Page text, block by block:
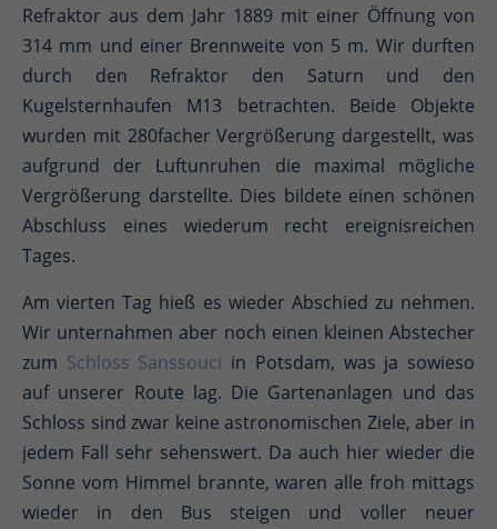
Refraktor aus dem Jahr 1889 mit einer Öffnung von
314 mm und einer Brennweite von 5 m. Wir durften
durch den Refraktor den Saturn und den
Kugelsternhaufen M13 betrachten. Beide Objekte
wurden mit 280facher Vergrößerung dargestellt, was
aufgrund der Luftunruhen die maximal mögliche
Vergrößerung darstellte. Dies bildete einen schönen
Abschluss eines wiederum recht ereignisreichen
Tages.
Am vierten Tag hieß es wieder Abschied zu nehmen.
Wir unternahmen aber noch einen kleinen Abstecher
zum Schloss Sanssouci in Potsdam, was ja sowieso
auf unserer Route lag. Die Gartenanlagen und das
Schloss sind zwar keine astronomischen Ziele, aber in
jedem Fall sehr sehenswert. Da auch hier wieder die
Sonne vom Himmel brannte, waren alle froh mittags
wieder in den Bus steigen und voller neuer